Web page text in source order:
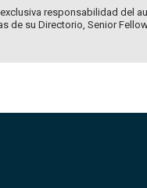
responsabilidad del
de su Directorio, Senior